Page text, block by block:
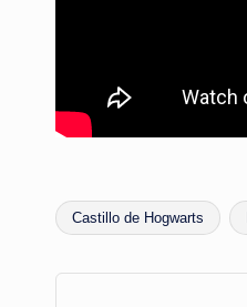
Etiquetas:
Castillo de Hogwarts